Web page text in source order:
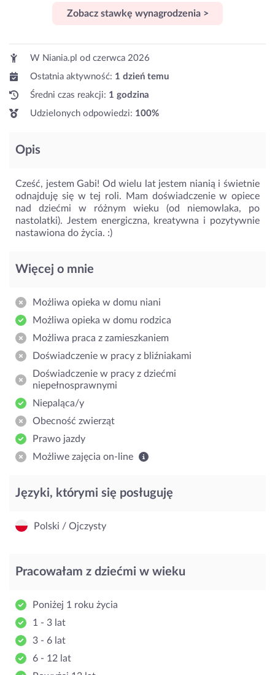
Zobacz stawkę wynagrodzenia >
W Niania.pl od czerwca 2026
Ostatnia aktywność: 1 dzień temu
Średni czas reakcji: 1 godzina
Udzielonych odpowiedzi: 100%
Opis
Cześć, jestem Gabi! Od wielu lat jestem nianią i świetnie
odnajduję się w tej roli. Mam doświadczenie w opiece
nad dziećmi w różnym wieku (od niemowlaka, po
nastolatki). Jestem energiczna, kreatywna i pozytywnie
nastawiona do życia. :)
Więcej o mnie
Możliwa opieka w domu niani
Możliwa opieka w domu rodzica
Możliwa praca z zamieszkaniem
Doświadczenie w pracy z bliźniakami
Doświadczenie w pracy z dziećmi
niepełnosprawnymi
Niepaląca/y
Obecność zwierząt
Prawo jazdy
Możliwe zajęcia on-line
Języki, którymi się posługuję
Polski / Ojczysty
Pracowałam z dziećmi w wieku
Poniżej 1 roku życia
1 - 3 lat
3 - 6 lat
6 - 12 lat